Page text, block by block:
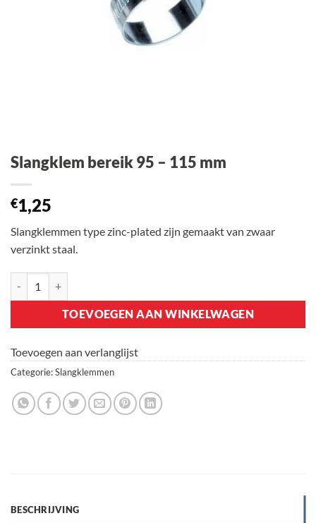
Slangklem bereik 95 – 115 mm
€1,25
Slangklemmen type zinc-plated zijn gemaakt van zwaar
verzinkt staal.
TOEVOEGEN AAN WINKELWAGEN
Toevoegen aan verlanglijst
Categorie:Slangklemmen
BESCHRIJVING